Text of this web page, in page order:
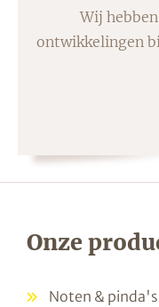
Wij
ontwikkelingen
palletplaatsen in
wij alle armslag
Onze
Noten & pinda's